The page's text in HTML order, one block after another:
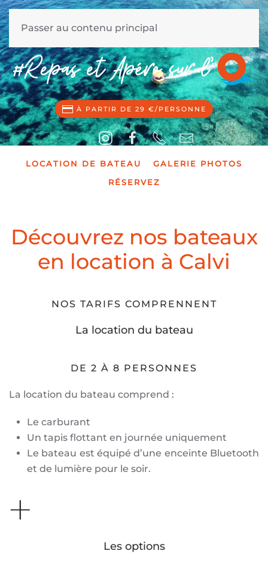
Passer au contenu principal
À PARTIR DE 29 €/PERSONNE
LOCATION DE BATEAU
GALERIE PHOTOS
RÉSERVEZ
Découvrez nos bateaux
en location à Calvi
NOS TARIFS COMPRENNENT
La location du bateau
DE 2 À 8 PERSONNES
La location du bateau comprend :
Le carburant
Un tapis flottant en journée uniquement
Le bateau est équipé d’une enceinte Bluetooth
et de lumière pour le soir.
+
Les options